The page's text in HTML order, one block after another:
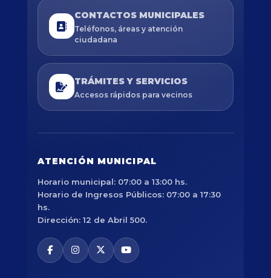
CONTACTOS MUNICIPALES
Teléfonos, áreas y atención
ciudadana
TRÁMITES Y SERVICIOS
Accesos rápidos para vecinos
ATENCIÓN MUNICIPAL
Horario municipal: 07:00 a 13:00 hs.
Horario de Ingresos Públicos: 07:00 a 17:30
hs.
Dirección: 12 de Abril 500.